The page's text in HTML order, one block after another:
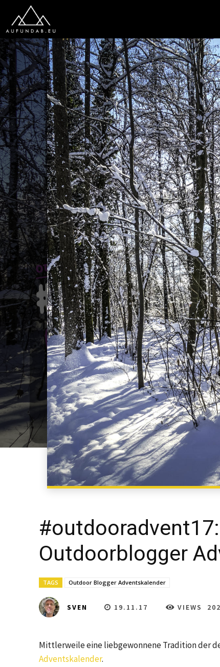
Outdoorblogger
TAGS Outdoor Blogger Adventskalender
SVEN 19.11.17 VIEWS
Mittlerweile eine liebgewonnene Tradition der
Adventskalender.